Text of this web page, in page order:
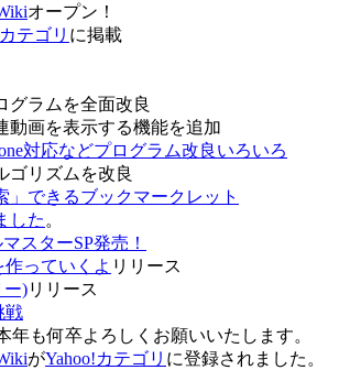
オープン！
テゴリ に掲載
グラムを全面改良
動画を表示する機能を追加
対応などプログラム改良いろいろ
ゴリズムを改良
」できるブックマークレット
した 。
スターSP発売！
っていくよ リリース
ー)リリース
戦
も何卒よろしくお願いいたします。
がYahoo!カテゴリ に登録されました。